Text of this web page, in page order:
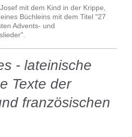
mit dem Kind in der Krippe,
Büchleins mit dem Titel "27
Advents- und
- lateinische
Texte der
französischen